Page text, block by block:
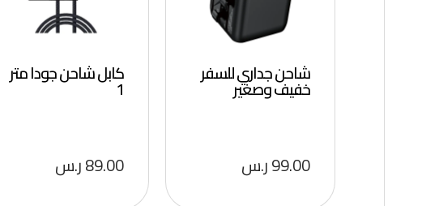
شاحن جداري للسفر
خفيف وصغير
99.00ر.س
كابل شاحن جودا متر
1
89.00ر.س